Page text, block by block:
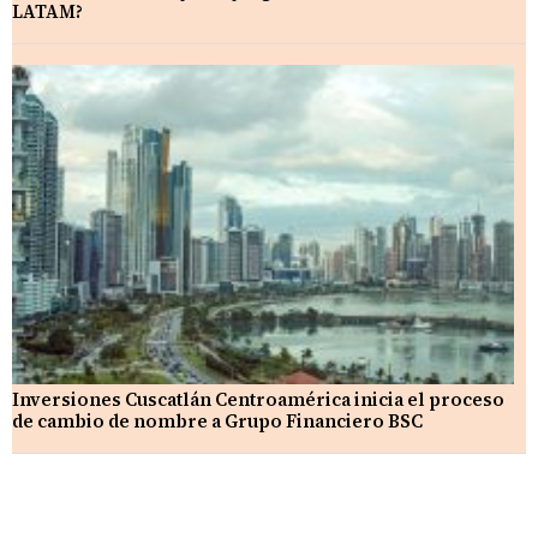
LATAM?
Inversiones Cuscatlán Centroamérica inicia el proceso
de cambio de nombre a Grupo Financiero BSC